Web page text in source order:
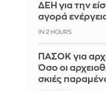
ΔΕΗ για την
αγορά
IN 2 HOURS
ΠΑΣΟΚ για
Όσο οι
σκιές